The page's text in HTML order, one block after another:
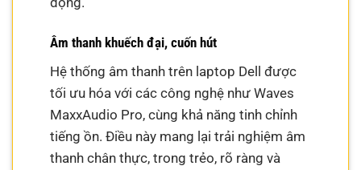
Âm thanh khuếch đại, cuốn hút
Hệ thống âm thanh trên laptop Dell được
tối ưu hóa với các công nghệ như Waves
MaxxAudio Pro, cùng khả năng tinh chỉnh
tiếng ồn. Điều này mang lại trải nghiệm âm
thanh chân thực, trong trẻo, rõ ràng và